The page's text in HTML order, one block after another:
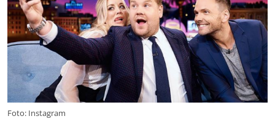
Foto: Instagram